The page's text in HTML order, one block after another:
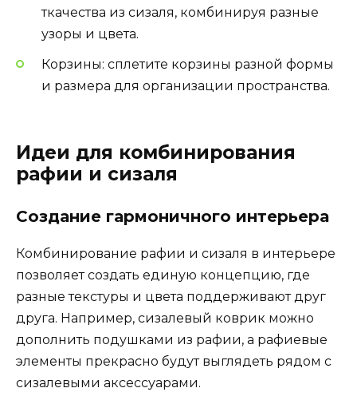
ткачества из сизаля, комбинируя разные
узоры и цвета.
Корзины: сплетите корзины разной формы
и размера для организации пространства.
Идеи для комбинирования
рафии и сизаля
Создание гармоничного интерьера
Комбинирование рафии и сизаля в интерьере
позволяет создать единую концепцию, где
разные текстуры и цвета поддерживают друг
друга. Например, сизалевый коврик можно
дополнить подушками из рафии, а рафиевые
элементы прекрасно будут выглядеть рядом с
сизалевыми аксессуарами.